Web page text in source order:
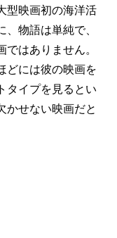
型映画初の海洋活
物語は単純で、
はありません。
どには彼の映画を
タイプを見るとい
かせない映画だと